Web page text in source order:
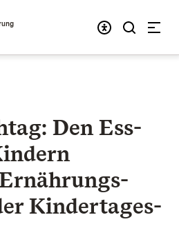
Den Ess­
Kinder­tages­